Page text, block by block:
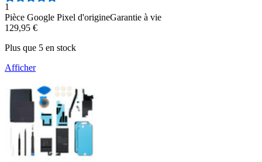
Nombre d'avis :
1
Pièce Google Pixel d'origineGarantie à vie
129,95 €
Plus que 5 en stock
Afficher